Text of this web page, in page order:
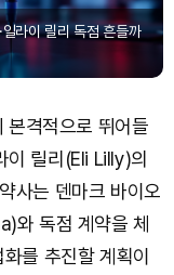
라이 릴리 독점 흔들까
격적으로 뛰어들
릴리(Eli Lilly)의
사는 덴마크 바이오
와 독점 계약을 체
를 추진할 계획이